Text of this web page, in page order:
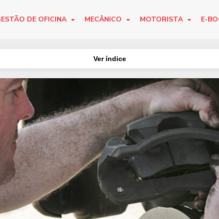
DE OFICINA MECÂNICO MOTORISTA E-
Ver índice